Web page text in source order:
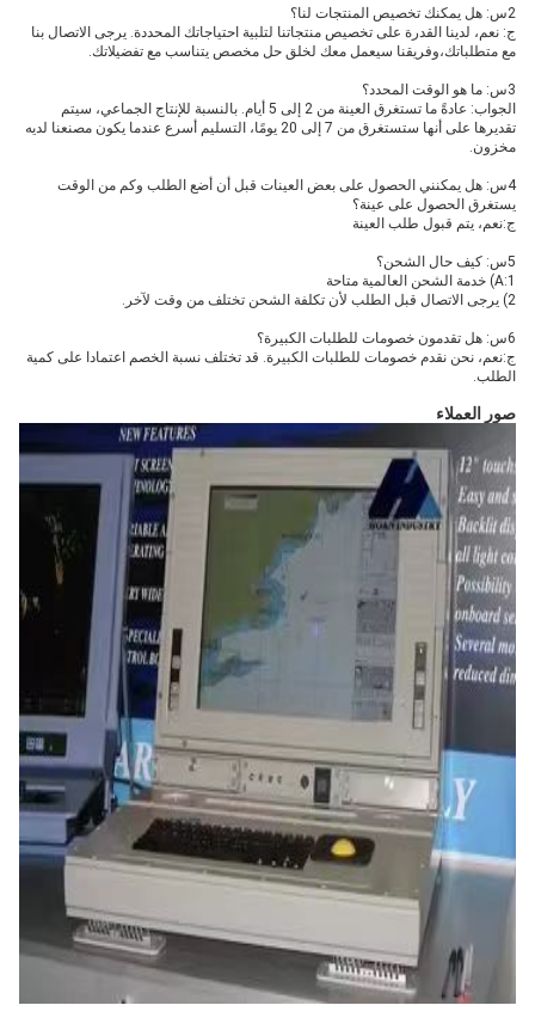
ج: نعم، لدينا القدرة على تخصيص منتجاتنا لتلبية احتياجاتك المحددة. يرجى الاتصال بنا
مع متطلباتك،وفريقنا سيعمل معك لخلق حل مخصص يتناسب مع تفضيلاتك.
الجواب: عادةً ما تستغرق العينة من 2 إلى 5 أيام. بالنسبة للإنتاج الجماعي، سيتم
تقديرها على أنها ستستغرق من 7 إلى 20 يومًا، التسليم أسرع عندما يكون مصنعنا لديه
مخزون.
4س: هل يمكنني الحصول على بعض العينات قبل أن أضع الطلب وكم من الوقت
يستغرق الحصول على عينة؟
ج:نعم، يتم قبول طلب العينة
A:1) خدمة الشحن العالمية متاحة
ج:نعم، نحن نقدم خصومات للطلبات الكبيرة. قد تختلف نسبة الخصم اعتمادا على كمية
الطلب.
صور العملاء